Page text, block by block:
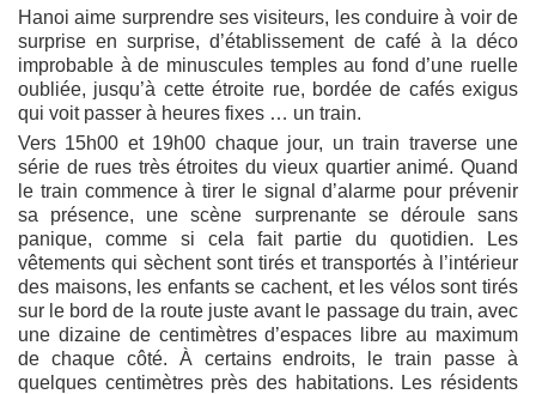
Hanoi aime surprendre ses visiteurs, les conduire à voir de
surprise en surprise, d’établissement de café à la déco
improbable à de minuscules temples au fond d’une ruelle
oubliée, jusqu’à cette étroite rue, bordée de cafés exigus
qui voit passer à heures fixes … un train.
Vers 15h00 et 19h00 chaque jour, un train traverse une
série de rues très étroites du vieux quartier animé. Quand
le train commence à tirer le signal d’alarme pour prévenir
sa présence, une scène surprenante se déroule sans
panique, comme si cela fait partie du quotidien. Les
vêtements qui sèchent sont tirés et transportés à l’intérieur
des maisons, les enfants se cachent, et les vélos sont tirés
sur le bord de la route juste avant le passage du train, avec
une dizaine de centimètres d’espaces libre au maximum
de chaque côté. À certains endroits, le train passe à
quelques centimètres près des habitations. Les résidents